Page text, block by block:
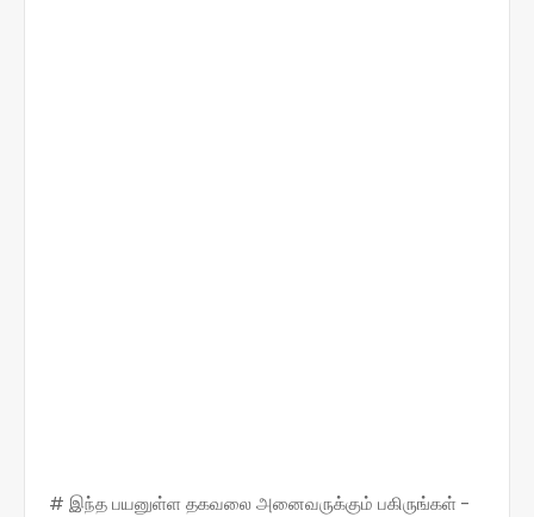
# இந்த பயனுள்ள தகவலை அனைவருக்கும் பகிருங்கள் -